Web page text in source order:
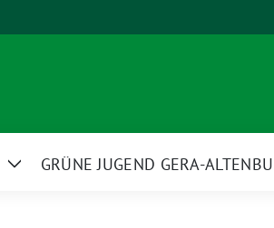
ZeigeGRÜNE JUGEND GERA-